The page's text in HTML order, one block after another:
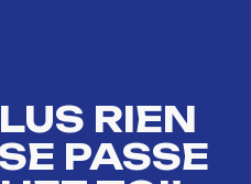
RIEN
PASSE